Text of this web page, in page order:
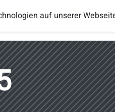
Turniere
auf unserer